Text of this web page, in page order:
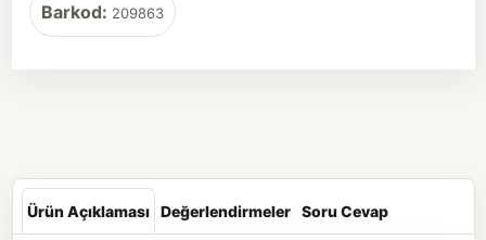
Barkod: 209863
Ürün Açıklaması Değerlendirmeler Soru Cevap